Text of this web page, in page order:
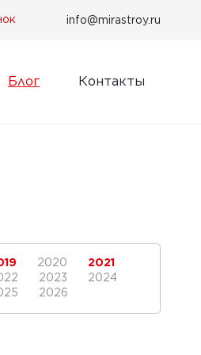
info@mirastroy.ru
Блог Контакты
2020
2021
2023
2024
2026